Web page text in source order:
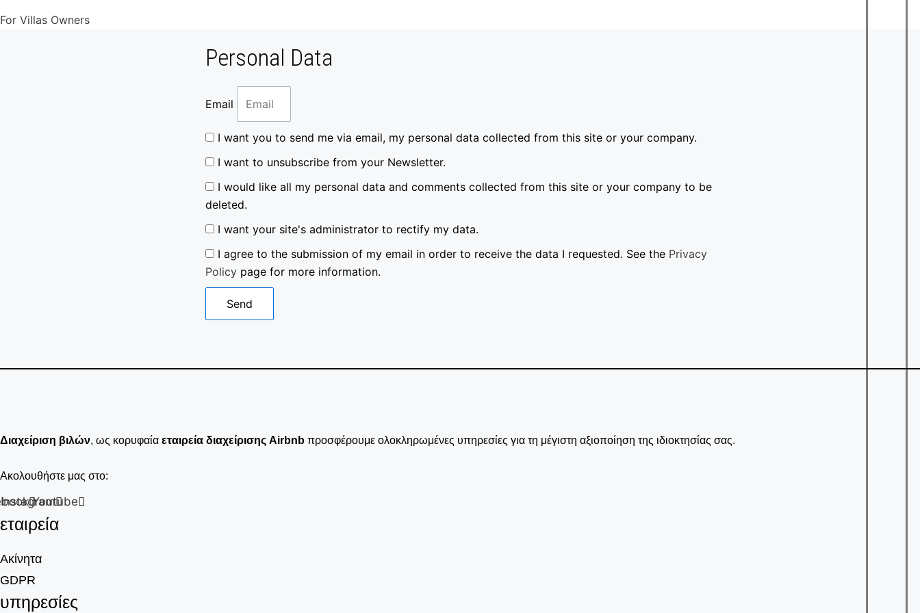
For Villas Owners
Personal Data
Email
I want you to send me via email, my personal data collected from this site or your company.
I want to unsubscribe from your Newsletter.
I would like all my personal data and comments collected from this site or your company to be
deleted.
I want your site's administrator to rectify my data.
I agree to the submission of my email in order to receive the data I requested. See the Privacy
Policy page for more information.
Send
Διαχείριση βιλών, ως κορυφαία εταιρεία διαχείρισης Airbnb προσφέρουμε ολοκληρωμένες υπηρεσίες για τη μέγιστη αξιοποίηση της ιδιοκτησίας σας.
Ακολουθήστε μας στο:
InstagramYoutube
εταιρεία
Ακίνητα
GDPR
υπηρεσίες